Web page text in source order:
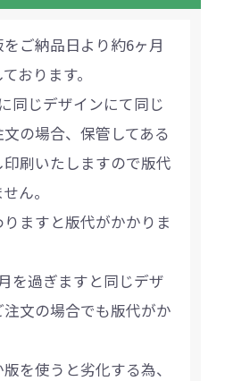
ご納品日より約6ヶ月
おります。
同じデザインにて同じ
の場合、保管してある
刷いたしますので版代
ん。
ますと版代がかかりま
を過ぎますと同じデザ
文の場合でも版代がか
を使うと劣化する為、